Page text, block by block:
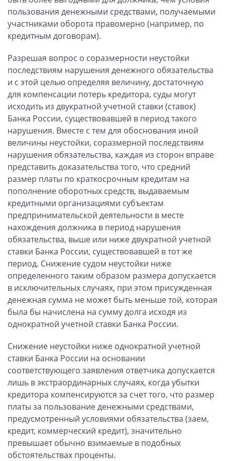
пользования денежными средствами, получаемыми
участниками оборота правомерно (например, по
кредитным договорам).
Разрешая вопрос о соразмерности неустойки
последствиям нарушения денежного обязательства
и с этой целью определяя величину, достаточную
для компенсации потерь кредитора, суды могут
исходить из двукратной учетной ставки (ставок)
Банка России, существовавшей в период такого
нарушения. Вместе с тем для обоснования иной
величины неустойки, соразмерной последствиям
нарушения обязательства, каждая из сторон вправе
представить доказательства того, что средний
размер платы по краткосрочным кредитам на
пополнение оборотных средств, выдаваемым
кредитными организациями субъектам
предпринимательской деятельности в месте
нахождения должника в период нарушения
обязательства, выше или ниже двукратной учетной
ставки Банка России, существовавшей в тот же
период. Снижение судом неустойки ниже
определенного таким образом размера допускается
в исключительных случаях, при этом присужденная
денежная сумма не может быть меньше той, которая
была бы начислена на сумму долга исходя из
однократной учетной ставки Банка России.
Снижение неустойки ниже однократной учетной
ставки Банка России на основании
соответствующего заявления ответчика допускается
лишь в экстраординарных случаях, когда убытки
кредитора компенсируются за счет того, что размер
платы за пользование денежными средствами,
предусмотренный условиями обязательства (заем,
кредит, коммерческий кредит), значительно
превышает обычно взимаемые в подобных
обстоятельствах проценты.